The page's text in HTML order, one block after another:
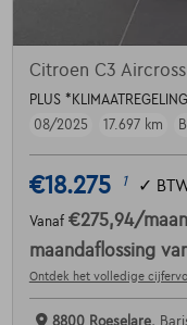
Citroen C3 Aircross
PLUS
08/2025
17.697 km
€18.275 1 ✓
Vanaf €275,94/
maandaflossing
Ontdek het volledige